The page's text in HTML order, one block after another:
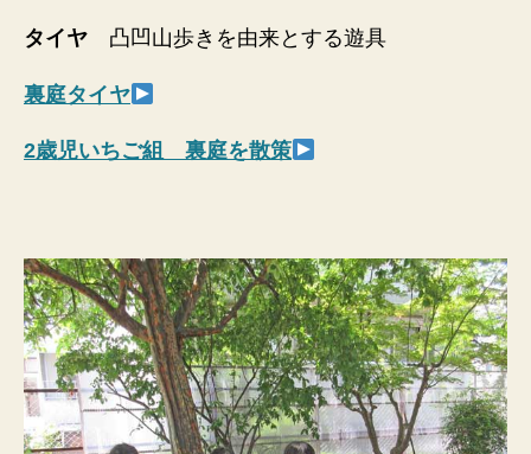
タイヤ 凸凹山歩きを由来とする遊具
裏庭タイヤ
2歳児いちご組 裏庭を散策